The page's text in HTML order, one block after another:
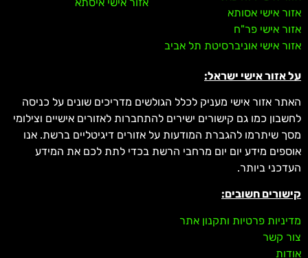
אזור אישי אסותא
אזור אישי פר"ח
אזור אישי אוניברסיטת תל אביב
על אזור אישי ישראל:
האתר אזור אישי מעניק לכלל הגולשים מדריכים שונים על כניסה
לחשבון כמו גם קישורים ישירים להתחברות לאזורים אישיים וצילומי
מסך שיתרמו להגברת המודעות על אזורים דיגיטליים ברשת. אנו
אוספים מידע יום יום מרחבי הרשת בכדי לתת לכם את המידע
העדכני ביותר.
קישורים חשובים:
מדיניות פרטיות ותקנון אתר
צור קשר
אודות